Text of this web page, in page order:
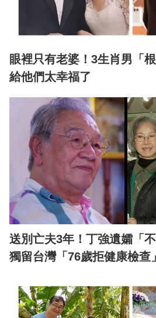
眼裡只有老婆！3生肖男「
給他們太幸福了
送別亡夫3年！丁強遺孀「
獨留台灣「76歲拒健康檢查